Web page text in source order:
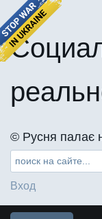
©️ Русня палає
Вход